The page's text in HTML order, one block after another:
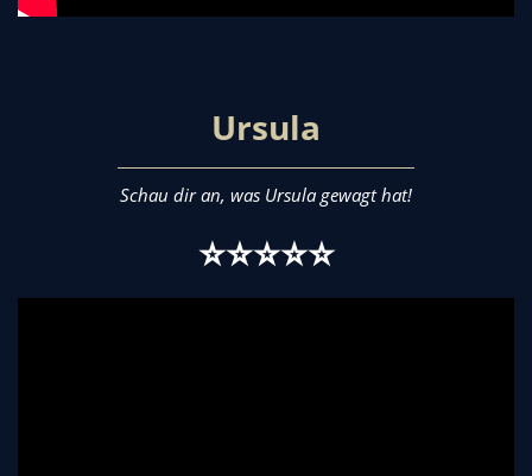
Ursula
Schau dir an, was Ursula gewagt hat!
⭐⭐⭐⭐⭐